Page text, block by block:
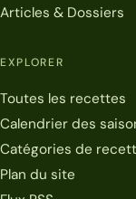
Articles & Dossiers
EXPLORER
Toutes les recettes
Calendrier des
Catégories de
Plan du site